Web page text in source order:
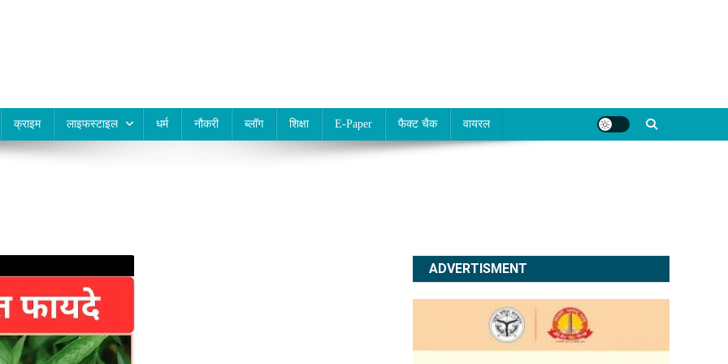
क्राइम लाइफस्टाइल धर्म नौकरी ब्लॉग शिक्षा E-Paper फैक्ट चैक वायरल
ADVERTISMENT